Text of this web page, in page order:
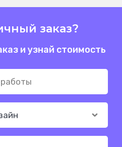
заказ?
и узнай стоимость